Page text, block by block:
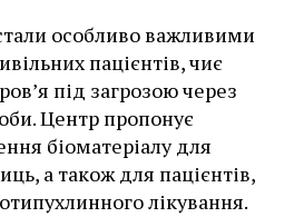
особливо важливими
пацієнтів, чиє
під загрозою через
Центр пропонує
біоматеріалу для
а також для пацієнтів,
лікування.